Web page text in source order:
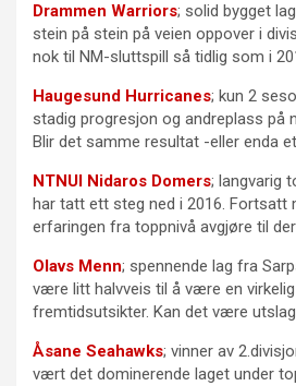
Drammen Warriors; solid bygget
stein på stein på veien oppover i
nok til NM-sluttspill så tidlig som i
Haugesund Hurricanes; kun 2
stadig progresjon og andreplass på
Blir det samme resultat -eller enda
NTNUI Nidaros Domers; langvarig
har tatt ett steg ned i 2016. Fortsatt
erfaringen fra toppnivå avgjøre til
Olavs Menn; spennende lag fra
være litt halvveis til å være en
fremtidsutsikter. Kan det være
Åsane Seahawks; vinner av
vært det dominerende laget under